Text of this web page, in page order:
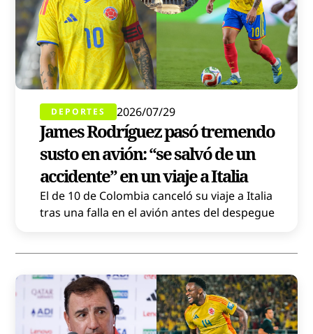
DEPORTES 2026/07/29
James Rodríguez pasó tremendo
susto en avión: “se salvó de un
accidente” en un viaje a Italia
El de 10 de Colombia canceló su viaje a Italia
tras una falla en el avión antes del despegue